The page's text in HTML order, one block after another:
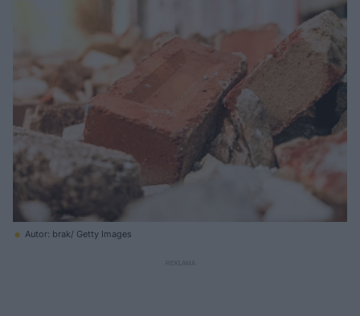
Autor: brak/ Getty Images